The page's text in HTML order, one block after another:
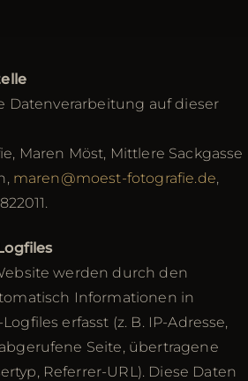
Datenverarbeitung auf dieser
Maren Möst, Mittlere Sackgasse
maren@moest-fotografie.de,
werden durch den
Informationen in
erfasst (z. B. IP-Adresse,
Seite, übertragene
Referrer-URL). Diese Daten